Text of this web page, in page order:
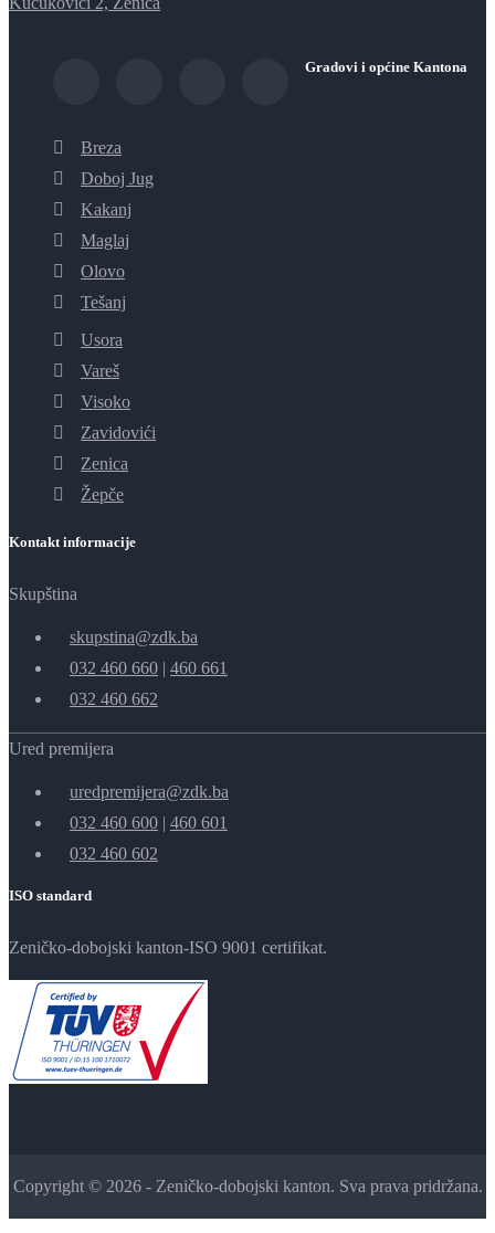
Gradovi i općine Kantona
Breza
Doboj Jug
Kakanj
Maglaj
Olovo
Tešanj
Usora
Vareš
Visoko
Zavidovići
Zenica
Žepče
Kontakt informacije
Skupština
skupstina@zdk.ba
032 460 660 | 460 661
032 460 662
Ured premijera
uredpremijera@zdk.ba
032 460 600 | 460 601
032 460 602
ISO standard
Zeničko-dobojski kanton-ISO 9001 certifikat.
Copyright © 2026 - Zeničko-dobojski kanton. Sva prava pridržana.